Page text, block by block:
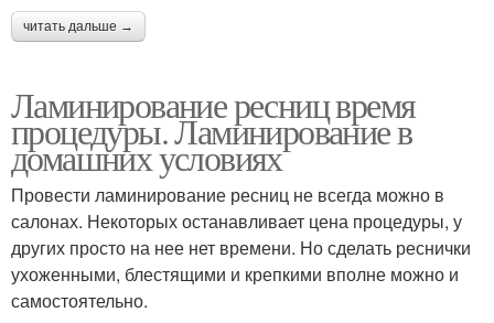
читать дальше →
Ламинирование ресниц время
процедуры. Ламинирование в
домашних условиях
Провести ламинирование ресниц не всегда можно в
салонах. Некоторых останавливает цена процедуры, у
других просто на нее нет времени. Но сделать реснички
ухоженными, блестящими и крепкими вполне можно и
самостоятельно.